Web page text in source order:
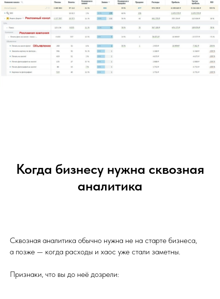
Когда бизнесу нужна сквозная
аналитика
Сквозная аналитика обычно нужна не на старте бизнеса,
а позже — когда расходы и хаос уже стали заметны.
Признаки, что вы до неё дозрели: